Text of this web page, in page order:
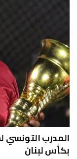
المدرب التونسي
بكأس لبنان